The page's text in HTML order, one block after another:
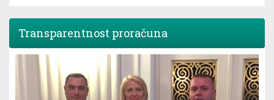
Transparentnost proračuna